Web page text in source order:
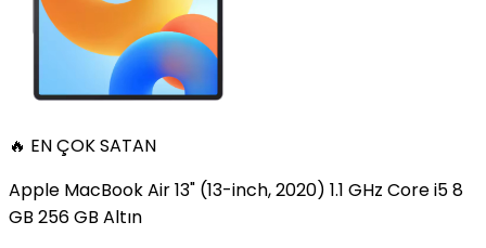
🔥 EN ÇOK SATAN
Apple MacBook Air 13" (13-inch, 2020) 1.1 GHz Core i5 8
GB 256 GB Altın